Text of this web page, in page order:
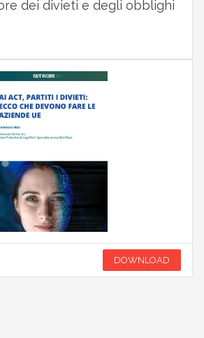
dei divieti e degli obblighi
DOWNLOAD